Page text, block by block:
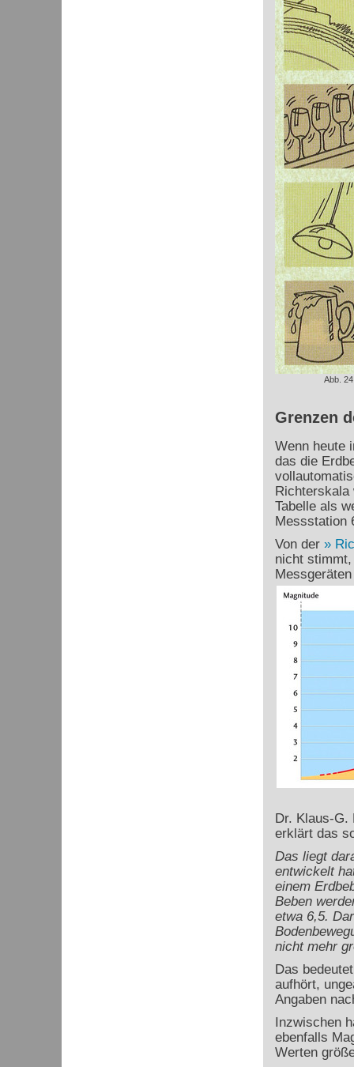
Abb.
Grenzen
Wenn heute
das die
Richterskala
Tabelle als
Messstation
Von der
nicht
Dr. Klaus-
erklärt das
Das liegt
entwickelt
einem
Beben
etwa 6,5.
nicht mehr
Das
aufhört,
Angaben
Inzwischen
ebenfalls
Werten